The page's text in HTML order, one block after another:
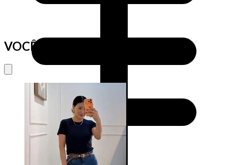
VOCÊ VAI AMAR TAMBÉM